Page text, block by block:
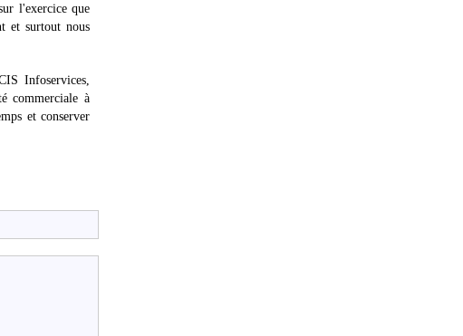
l'exercice que
et surtout nous
Infoservices,
commerciale à
et conserver